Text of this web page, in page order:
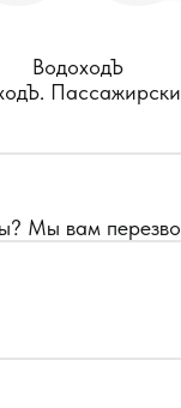
ВодоходЪ
Мы вам